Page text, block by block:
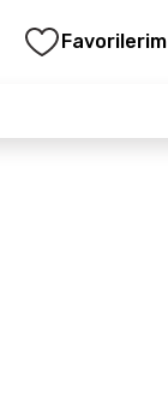
Favorilerim